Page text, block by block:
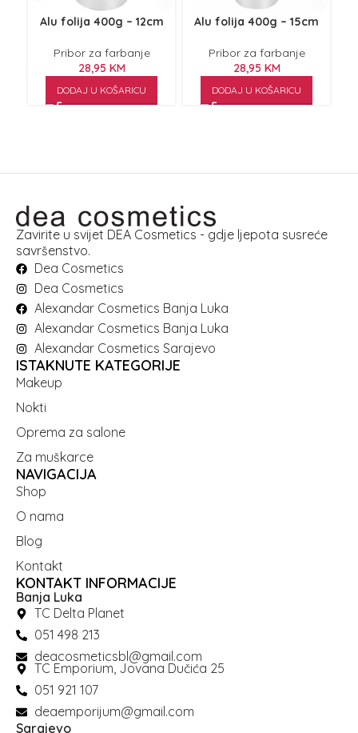
Alu folija 400g – 12cm
Pribor za farbanje
28,95 KM
DODAJ U KOŠARICU
Alu folija 400g – 15cm
Pribor za farbanje
28,95 KM
DODAJ U KOŠARICU
Zavirite u svijet DEA Cosmetics - gdje ljepota susreće
savršenstvo.
Dea Cosmetics
Dea Cosmetics
Alexandar Cosmetics Banja Luka
Alexandar Cosmetics Banja Luka
Alexandar Cosmetics Sarajevo
ISTAKNUTE KATEGORIJE
Makeup
Nokti
Oprema za salone
Za muškarce
NAVIGACIJA
Shop
O nama
Blog
Kontakt
KONTAKT INFORMACIJE
Banja Luka
TC Delta Planet
051 498 213
deacosmeticsbl@gmail.com
TC Emporium, Jovana Dučića 25
051 921 107
deaemporijum@gmail.com
Sarajevo